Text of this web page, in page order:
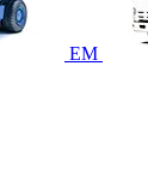
EM